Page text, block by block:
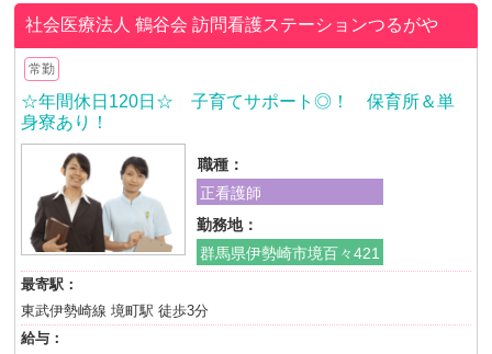
社会医療法人 鶴谷会訪問看護ステーションつるがや
常勤
☆年間休日120日☆ 子育てサポート◎！ 保育所＆単
身寮あり！
職種：
正看護師
勤務地：
群馬県伊勢崎市境百々421
最寄駅：
東武伊勢崎線 境町駅 徒歩3分
給与：